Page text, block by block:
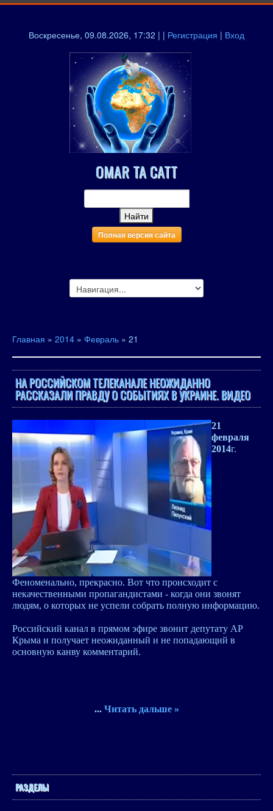
Воскресенье, 09.08.2026, 17:32 | | Регистрация | Вход
OMAR TA CATT
Полная версия сайта
Главная » 2014 » Февраль » 21
НА РОССИЙСКОМ ТЕЛЕКАНАЛЕ НЕОЖИДАННО
РАССКАЗАЛИ ПРАВДУ О СОБЫТИЯХ В УКРАИНЕ. ВИДЕО
21
февраля
2014г.
Феноменально, прекрасно. Вот что происходит с
некачественными пропагандистами - когда они звонят
людям, о которых не успели собрать полную информацию.
Российский канал в прямом эфире звонит депутату АР
Крыма и получает неожиданный и не попадающий в
основную канву комментарий.
... Читать дальше »
РАЗДЕЛЫ